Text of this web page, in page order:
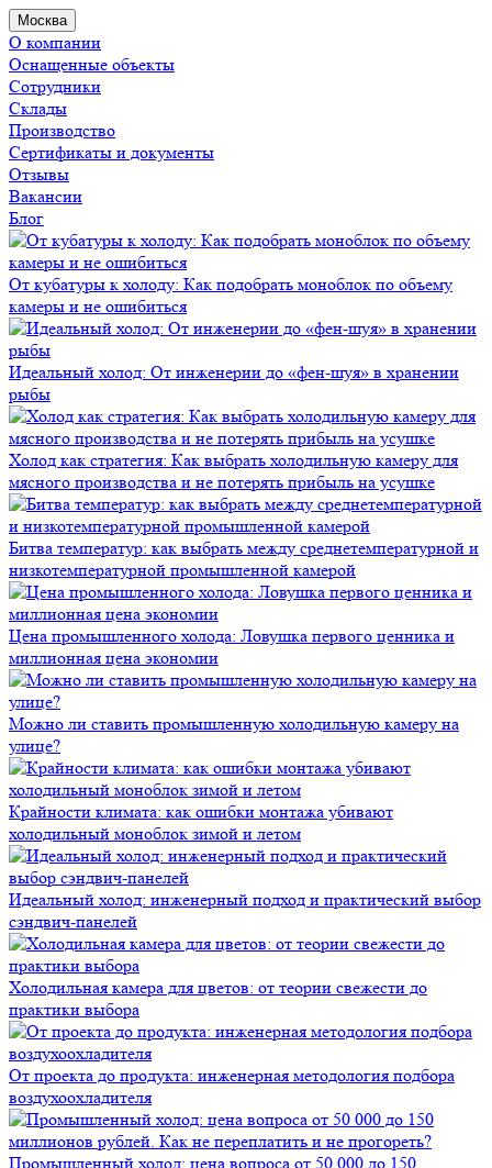
Москва
О компании
Оснащенные объекты
Сотрудники
Склады
Производство
Сертификаты и документы
Отзывы
Вакансии
Блог
От кубатуры к холоду: Как подобрать моноблок по объему
камеры и не ошибиться
Идеальный холод: От инженерии до «фен-шуя» в хранении
рыбы
Холод как стратегия: Как выбрать холодильную камеру для
мясного производства и не потерять прибыль на усушке
Битва температур: как выбрать между среднетемпературной и
низкотемпературной промышленной камерой
Цена промышленного холода: Ловушка первого ценника и
миллионная цена экономии
Можно ли ставить промышленную холодильную камеру на
улице?
Крайности климата: как ошибки монтажа убивают
холодильный моноблок зимой и летом
Идеальный холод: инженерный подход и практический выбор
сэндвич-панелей
Холодильная камера для цветов: от теории свежести до
практики выбора
От проекта до продукта: инженерная методология подбора
воздухоохладителя
Промышленный холод: цена вопроса от 50 000 до 150